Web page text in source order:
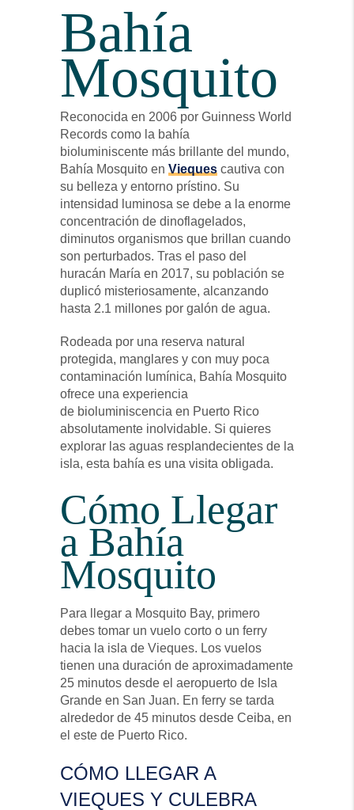
Bahía
Mosquito
Reconocida en 2006 por Guinness World
Records como la bahía
bioluminiscente más brillante del mundo,
Bahía Mosquito en Viequescautiva con
su belleza y entorno prístino. Su
intensidad luminosa se debe a la enorme
concentración de dinoflagelados,
diminutos organismos que brillan cuando
son perturbados. Tras el paso del
huracán María en 2017, su población se
duplicó misteriosamente, alcanzando
hasta 2.1 millones por galón de agua.
Rodeada por una reserva natural
protegida, manglares y con muy poca
contaminación lumínica, Bahía Mosquito
ofrece una experiencia
de bioluminiscencia en Puerto Rico
absolutamente inolvidable. Si quieres
explorar las aguas resplandecientes de la
isla, esta bahía es una visita obligada.
Cómo Llegar
a Bahía
Mosquito
Para llegar a Mosquito Bay, primero
debes tomar un vuelo corto o un ferry
hacia la isla de Vieques. Los vuelos
tienen una duración de aproximadamente
25 minutos desde el aeropuerto de Isla
Grande en San Juan. En ferry se tarda
alrededor de 45 minutos desde Ceiba, en
el este de Puerto Rico.
CÓMO LLEGAR A
VIEQUES Y CULEBRA